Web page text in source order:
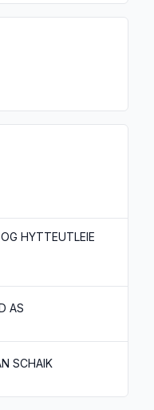
Bona"
HYTTEUTLEIE
AS
SCHAIK